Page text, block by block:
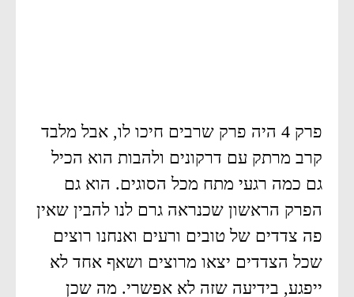
פרק 4 היה פרק שרבים חיכו לו, אבל מלבד
קרב מרתק עם דרקונים ולהבות הוא הכיל
גם כמה רגעי מתח מכל הסוגים. הוא גם
הפרק הראשון שכנראה גרם לנו להבין שאין
פה צדדים של טובים ורעים ואנחנו רוצים
שכל הצדדים יצאו מרוצים ושאף אחד לא
ייפגע, בידיעה שזה לא אפשרי. מה שכן